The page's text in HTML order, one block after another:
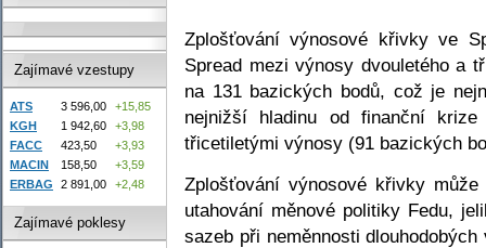
Zplošťování výnosové křivky ve
Spread mezi výnosy dvouletého a
na 131 bazických bodů, což je
nejnižší hladinu od finanční
třicetiletými výnosy (91 bazických
Zplošťování výnosové křivky
utahování měnové politiky Fedu,
sazeb při neměnnosti
Zajímavé vzestupy
ATS 3 596,00
+15,85
KGH
1 942,60
+3,98
FACC
423,50
+3,93
MACIN
158,50
+3,59
ERBAG
2 891,00 +2,48
Zajímavé poklesy